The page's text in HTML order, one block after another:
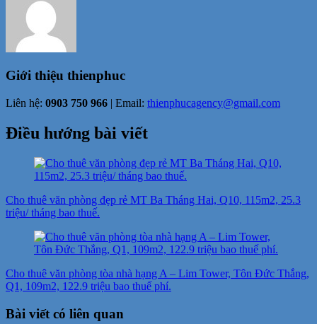
Giới thiệu thienphuc
Liên hệ: 0903 750 966 | Email: thienphucagency@gmail.com
Điều hướng bài viết
Cho thuê văn phòng đẹp rẻ MT Ba Tháng Hai, Q10, 115m2, 25.3
triệu/ tháng bao thuế.
Cho thuê văn phòng tòa nhà hạng A – Lim Tower, Tôn Đức Thắng,
Q1, 109m2, 122.9 triệu bao thuế phí.
Bài viết có liên quan